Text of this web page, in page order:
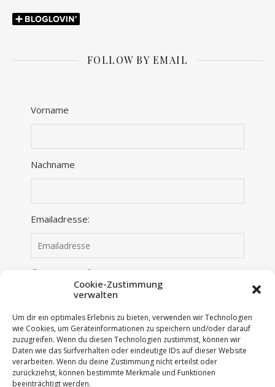
Cookie-Zustimmung
verwalten
Um dir ein optimales Erlebnis zu bieten, verwenden wir Technologien
wie Cookies, um Geräteinformationen zu speichern und/oder darauf
zuzugreifen. Wenn du diesen Technologien zustimmst, können wir
Daten wie das Surfverhalten oder eindeutige IDs auf dieser Website
verarbeiten. Wenn du deine Zustimmung nicht erteilst oder
zurückziehst, können bestimmte Merkmale und Funktionen
beeinträchtigt werden.
FOLLOW BY EMAIL
Vorname
Nachname
Emailadresse:
stimme dieser zu.